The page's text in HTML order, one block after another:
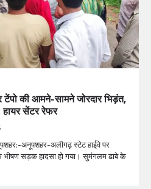
की आमने-सामने जोरदार भिड़ंत,
सेंटर रेफर​
अनूपशहर-अलीगढ़ स्टेट हाईवे पर
भीषण सड़क हादसा हो गया। सुमंगलम ढाबे के